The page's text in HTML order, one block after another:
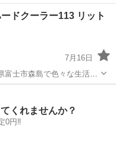
い年代の男女スタッフが
車通勤OK！就業先食堂あ
ドクーラー113 リット
7月16日
富士市森島で色々な生活家
くれませんか？
0円‼️